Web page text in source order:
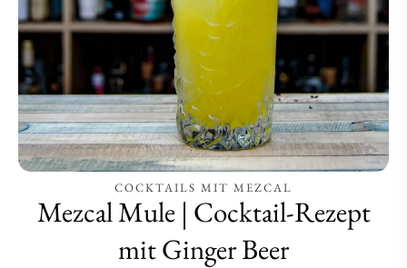
Beer
Beer
COCKTAILS MIT MEZCAL
Mezcal Mule | Cocktail-Rezept
mit Ginger Beer